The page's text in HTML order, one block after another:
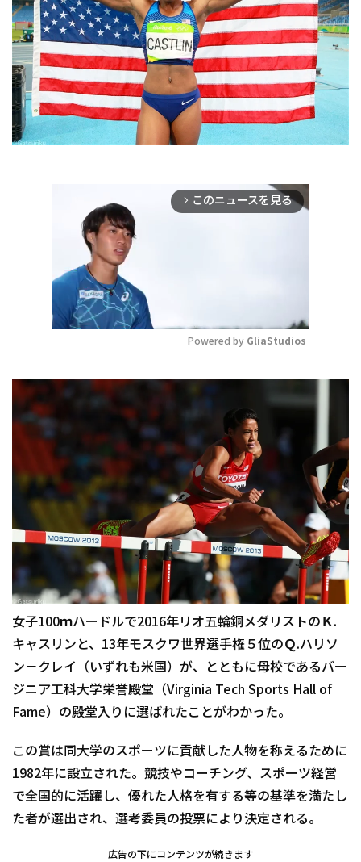
arrow_forward_ios このニュースを見る
Powered by GliaStudios
女子100ｍハードルで2016年リオ五輪銅メダリストのＫ.
キャスリンと、13年モスクワ世界選手権５位のＱ.ハリソ
ン－クレイ（いずれも米国）が、とともに母校であるバー
ジニア工科大学栄誉殿堂（Virginia Tech Sports Hall of
Fame）の殿堂入りに選ばれたことがわかった。
この賞は同大学のスポーツに貢献した人物を称えるために
1982年に設立された。競技やコーチング、スポーツ経営
で全国的に活躍し、優れた人格を有する等の基準を満たし
た者が選出され、選考委員の投票により決定される。
広告の下にコンテンツが続きます